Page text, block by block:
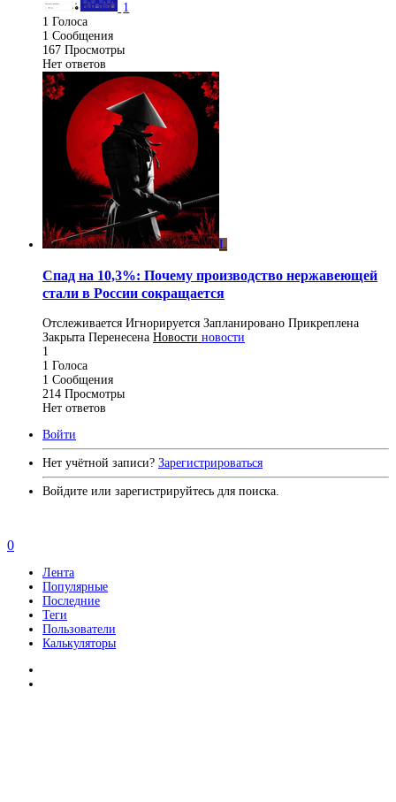
1
1 Голоса
1 Сообщения
167 Просмотры
Нет ответов
L
Спад на 10,3%: Почему производство нержавеющей
стали в России сокращается
Отслеживается Игнорируется Запланировано Прикреплена
Закрыта Перенесена Новости новости
1
1 Голоса
1 Сообщения
214 Просмотры
Нет ответов
Войти
Нет учётной записи? Зарегистрироваться
Войдите или зарегистрируйтесь для поиска.
0
Лента
Популярные
Последние
Теги
Пользователи
Калькуляторы